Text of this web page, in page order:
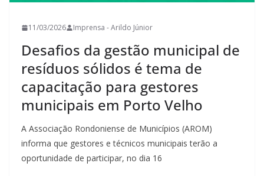
11/03/2026 Imprensa - Arildo Júnior
Desafios da gestão municipal de
resíduos sólidos é tema de
capacitação para gestores
municipais em Porto Velho
A Associação Rondoniense de Municípios (AROM)
informa que gestores e técnicos municipais terão a
oportunidade de participar, no dia 16